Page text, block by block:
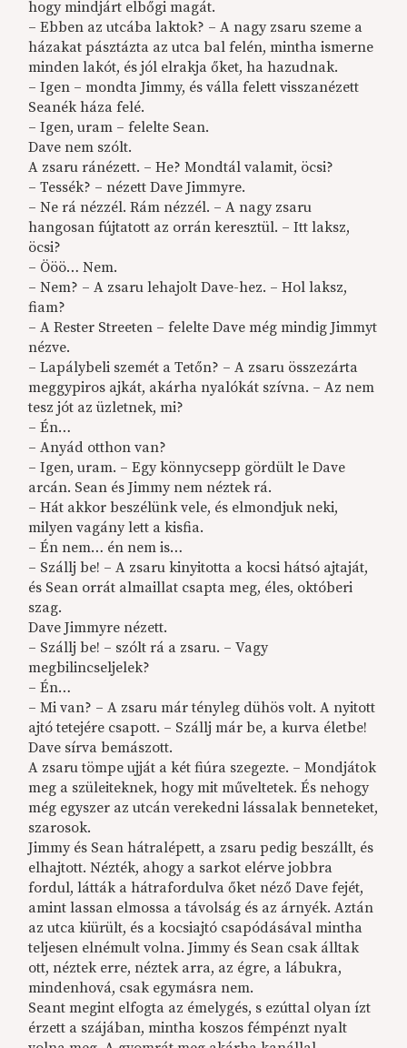
hogy mindjárt elbőgi magát.
– Ebben az utcába laktok? – A nagy zsaru szeme a
házakat pásztázta az utca bal felén, mintha ismerne
minden lakót, és jól elrakja őket, ha hazudnak.
– Igen – mondta Jimmy, és válla felett visszanézett
Seanék háza felé.
– Igen, uram – felelte Sean.
Dave nem szólt.
A zsaru ránézett. – He? Mondtál valamit, öcsi?
– Tessék? – nézett Dave Jimmyre.
– Ne rá nézzél. Rám nézzél. – A nagy zsaru
hangosan fújtatott az orrán keresztül. – Itt laksz,
öcsi?
– Ööö… Nem.
– Nem? – A zsaru lehajolt Dave-hez. – Hol laksz,
fiam?
– A Rester Streeten – felelte Dave még mindig Jimmyt
nézve.
– Lapálybeli szemét a Tetőn? – A zsaru összezárta
meggypiros ajkát, akárha nyalókát szívna. – Az nem
tesz jót az üzletnek, mi?
– Én…
– Anyád otthon van?
– Igen, uram. – Egy könnycsepp gördült le Dave
arcán. Sean és Jimmy nem néztek rá.
– Hát akkor beszélünk vele, és elmondjuk neki,
milyen vagány lett a kisfia.
– Én nem… én nem is…
– Szállj be! – A zsaru kinyitotta a kocsi hátsó ajtaját,
és Sean orrát almaillat csapta meg, éles, októberi
szag.
Dave Jimmyre nézett.
– Szállj be! – szólt rá a zsaru. – Vagy
megbilincseljelek?
– Én…
– Mi van? – A zsaru már tényleg dühös volt. A nyitott
ajtó tetejére csapott. – Szállj már be, a kurva életbe!
Dave sírva bemászott.
A zsaru tömpe ujját a két fiúra szegezte. – Mondjátok
meg a szüleiteknek, hogy mit műveltetek. És nehogy
még egyszer az utcán verekedni lássalak benneteket,
szarosok.
Jimmy és Sean hátralépett, a zsaru pedig beszállt, és
elhajtott. Nézték, ahogy a sarkot elérve jobbra
fordul, látták a hátrafordulva őket néző Dave fejét,
amint lassan elmossa a távolság és az árnyék. Aztán
az utca kiürült, és a kocsiajtó csapódásával mintha
teljesen elnémult volna. Jimmy és Sean csak álltak
ott, néztek erre, néztek arra, az égre, a lábukra,
mindenhová, csak egymásra nem.
Seant megint elfogta az émelygés, s ezúttal olyan ízt
érzett a szájában, mintha koszos fémpénzt nyalt